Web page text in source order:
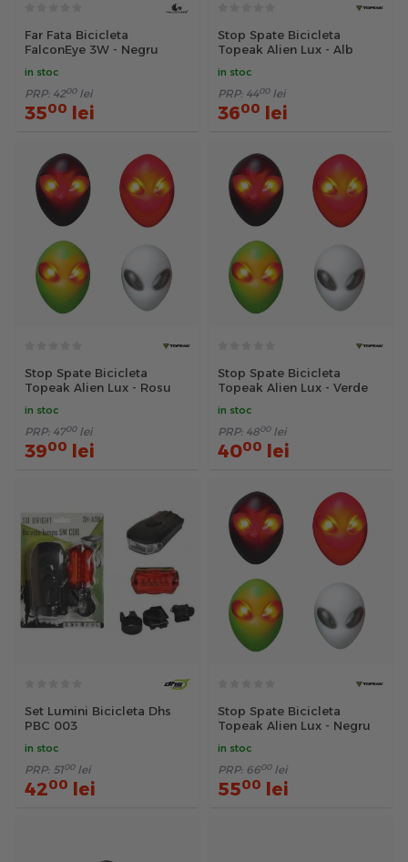
Far Fata Bicicleta
FalconEye 3W - Negru
in stoc
PRP: 4200 lei
3500 lei
Stop Spate Bicicleta
Topeak Alien Lux - Alb
in stoc
PRP: 4400 lei
3600 lei
Stop Spate Bicicleta
Topeak Alien Lux - Rosu
in stoc
PRP: 4700 lei
3900 lei
Stop Spate Bicicleta
Topeak Alien Lux - Verde
in stoc
PRP: 4800 lei
4000 lei
Set Lumini Bicicleta Dhs
PBC 003
in stoc
PRP: 5100 lei
4200 lei
Stop Spate Bicicleta
Topeak Alien Lux - Negru
in stoc
PRP: 6600 lei
5500 lei